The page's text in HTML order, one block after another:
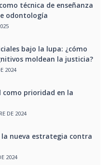
técnica de enseñanza
odontología
bajo la lupa: ¿cómo
moldean la justicia?
2024
como prioridad en la
DE 2024
la nueva estrategia contra
2024